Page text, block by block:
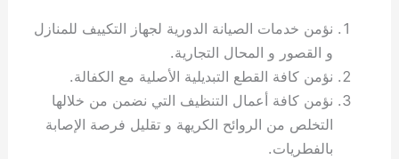
نؤمن خدمات الصيانة الدورية لجهاز التكييف للمنازل
و القصور و المحال التجارية.
نؤمن كافة القطع التبديلية الأصلية مع الكفالة.
نؤمن كافة أعمال التنظيف التي نضمن من خلالها
التخلص من الروائح الكريهة و تقليل فرصة الإصابة
بالفطريات.